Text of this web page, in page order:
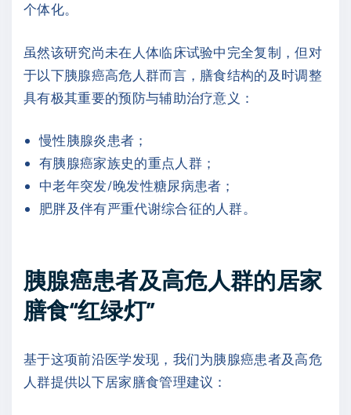
个体化。
虽然该研究尚未在人体临床试验中完全复制，但对
于以下胰腺癌高危人群而言，膳食结构的及时调整
具有极其重要的预防与辅助治疗意义：
慢性胰腺炎患者；
有胰腺癌家族史的重点人群；
中老年突发/晚发性糖尿病患者；
肥胖及伴有严重代谢综合征的人群。
胰腺癌患者及高危人群的居家
膳食“红绿灯”
基于这项前沿医学发现，我们为胰腺癌患者及高危
人群提供以下居家膳食管理建议：